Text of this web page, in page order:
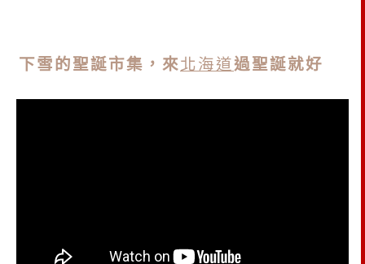
下雪的聖誕市集，來北海道過聖誕就好